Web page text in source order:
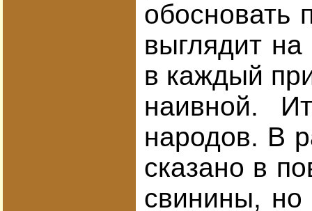
обосновать
выглядит
в каждый
наивной.
народов. В
сказано в
свинины, но